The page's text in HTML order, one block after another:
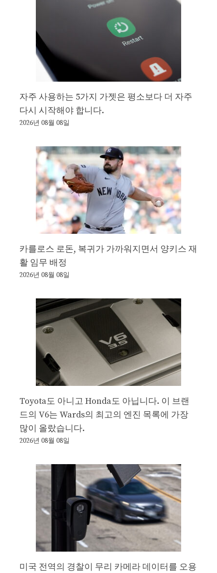
자주 사용하는 5가지 가젯은 평소보다 더 자주
다시 시작해야 합니다.
2026년 08월 08일
카를로스 로돈, 복귀가 가까워지면서 양키스 재
활 임무 배정
2026년 08월 08일
Toyota도 아니고 Honda도 아닙니다. 이 브랜
드의 V6는 Wards의 최고의 엔진 목록에 가장
많이 올랐습니다.
2026년 08월 08일
미국 전역의 경찰이 무리 카메라 데이터를 오용